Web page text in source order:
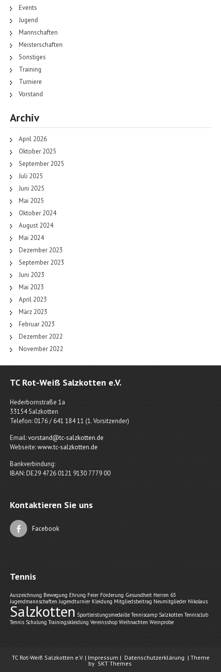
Events
Jugend
Mannschaften
Meisterschaften
Sonstiges
Training
Turniere
Vorstand
Archiv
April 2026
Oktober 2025
September 2025
Juli 2025
Juni 2025
Mai 2025
Oktober 2024
August 2024
Mai 2024
Dezember 2023
September 2023
Juni 2023
Mai 2023
April 2023
März 2023
Februar 2023
Dezember 2022
November 2022
TC Rot-Weiß Salzkotten e.V.
Hederbornstraße 1a
33154 Salzkotten
Telefon: 0176 / 641 184 11 (1. Vorsitzender)
Email:vorstand@tc-salzkotten.de
Webseite:www.tc-salzkotten.de
Bankverbindung:
IBAN: DE29 4726 0121 9130 7779 00
Kontaktieren Sie uns
Facebook
Tennis
Auszeichnung Bewegung Ehrung Feier Förderung Gesundheit Herren 65
Jugendmannschaften Jugendturnier Kleidung Mitgliedsbeitrag Neumitglieder Nikolaus
Salzkotten Sportleistungsmedaille Tenniscamp Salzkotten Tennisclub
Tennis Schulung Trainingskleidúng Vereinsshop Weihnachten Weinprobe
TC Rot-Weiß Salzkotten e.V. | Impressum | Datenschutzerklärung | Theme
by SKT Themes